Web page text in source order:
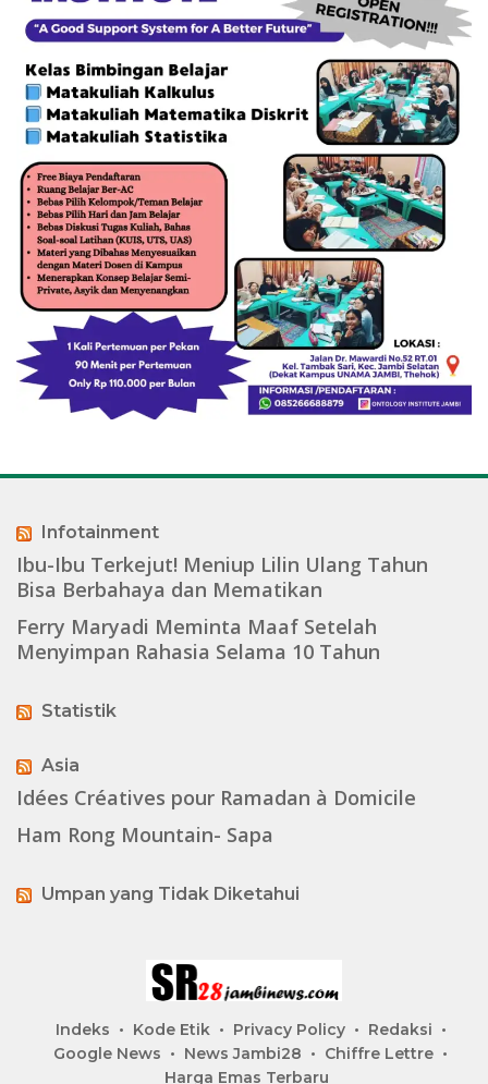
Infotainment
Ibu-Ibu Terkejut! Meniup Lilin Ulang Tahun
Bisa Berbahaya dan Mematikan
Ferry Maryadi Meminta Maaf Setelah
Menyimpan Rahasia Selama 10 Tahun
Statistik
Asia
Idées Créatives pour Ramadan à Domicile
Ham Rong Mountain- Sapa
Umpan yang Tidak Diketahui
Indeks Kode Etik Privacy Policy
Redaksi
Google News
News Jambi28
Chiffre Lettre
Harga Emas Terbaru